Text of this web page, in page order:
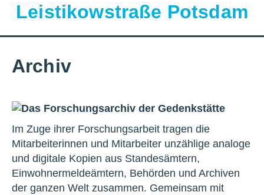
Leistikowstraße Potsdam
Archiv
Im Zuge ihrer Forschungsarbeit tragen die
Mitarbeiterinnen und Mitarbeiter unzählige analoge
und digitale Kopien aus Standesämtern,
Einwohnermeldeämtern, Behörden und Archiven
der ganzen Welt zusammen. Gemeinsam mit